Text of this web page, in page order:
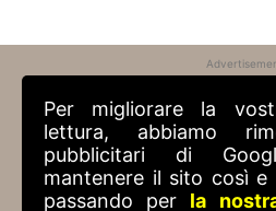
Per migliorare la
lettura, abbiamo
pubblicitari di
mantenere il sito così e
passando per la